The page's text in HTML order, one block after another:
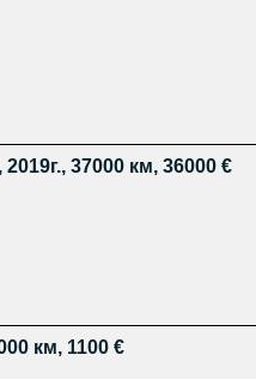
37000 км, 36000 €
км, 1100 €